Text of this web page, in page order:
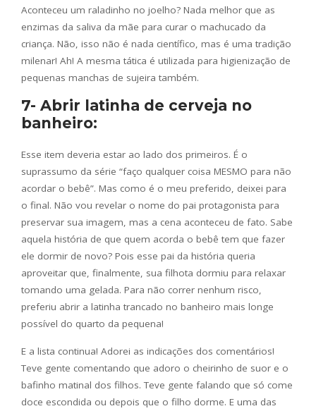
Aconteceu um raladinho no joelho? Nada melhor que as
enzimas da saliva da mãe para curar o machucado da
criança. Não, isso não é nada científico, mas é uma tradição
milenar! Ah! A mesma tática é utilizada para higienização de
pequenas manchas de sujeira também.
7- Abrir latinha de cerveja no
banheiro:
Esse item deveria estar ao lado dos primeiros. É o
suprassumo da série “faço qualquer coisa MESMO para não
acordar o bebê”. Mas como é o meu preferido, deixei para
o final. Não vou revelar o nome do pai protagonista para
preservar sua imagem, mas a cena aconteceu de fato. Sabe
aquela história de que quem acorda o bebê tem que fazer
ele dormir de novo? Pois esse pai da história queria
aproveitar que, finalmente, sua filhota dormiu para relaxar
tomando uma gelada. Para não correr nenhum risco,
preferiu abrir a latinha trancado no banheiro mais longe
possível do quarto da pequena!
E a lista continua! Adorei as indicações dos comentários!
Teve gente comentando que adoro o cheirinho de suor e o
bafinho matinal dos filhos. Teve gente falando que só come
doce escondida ou depois que o filho dorme. E uma das